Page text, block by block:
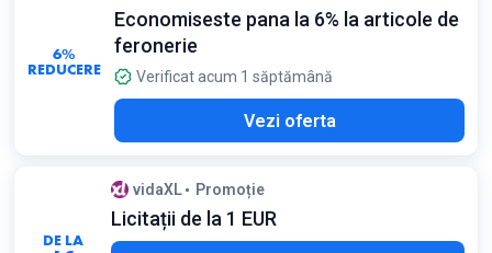
6%
REDUCERE
Economiseste pana la 6% la articole de
feronerie
Verificat acum 1 săptămână
Vezi oferta
DE LA
vidaXL Promoție
Licitații de la 1 EUR